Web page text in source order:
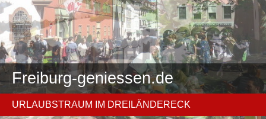
Freiburg-geniessen.de
URLAUBSTRAUM IM DREILÄNDERECK